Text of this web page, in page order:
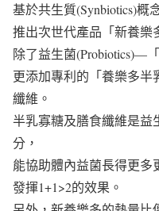
基於共生質(Synbiotics)概
推出次世代產品「新養樂
除了益生菌(Probiotics)—
更添加專利的「養樂多
纖維。
半乳寡糖及膳食纖維是益
分，
能協助體內益菌長得更多
發揮1+1>2的效果。